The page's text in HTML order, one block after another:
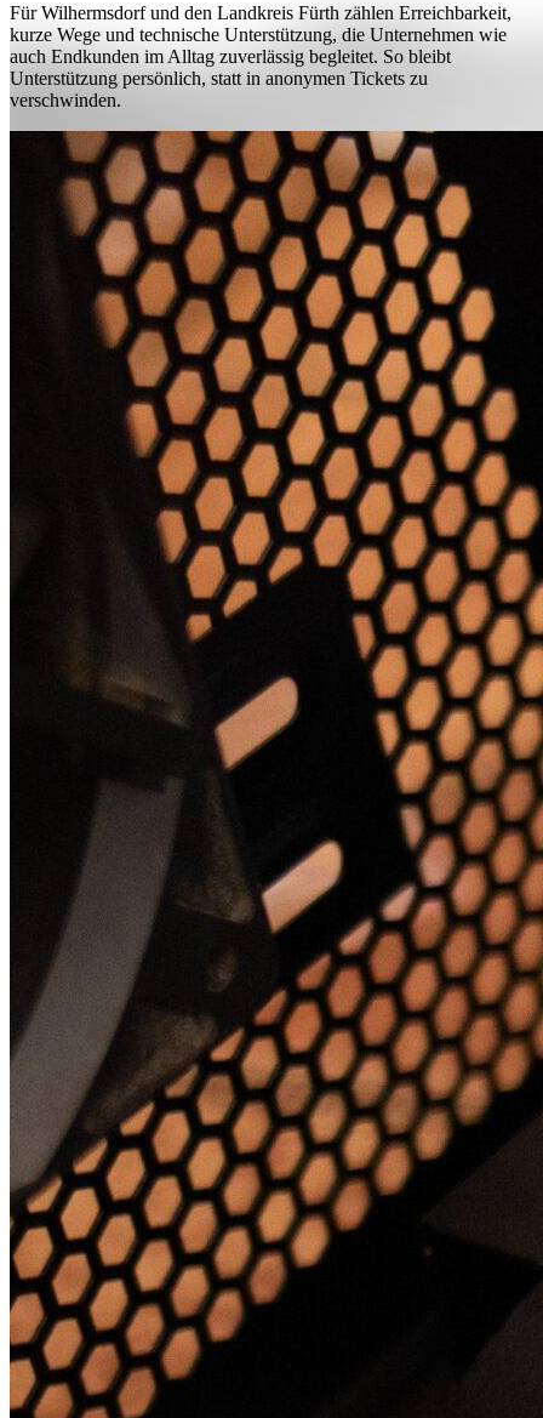
Für Wilhermsdorf und den Landkreis Fürth zählen Erreichbarkeit,
kurze Wege und technische Unterstützung, die Unternehmen wie
auch Endkunden im Alltag zuverlässig begleitet. So bleibt
Unterstützung persönlich, statt in anonymen Tickets zu
verschwinden.